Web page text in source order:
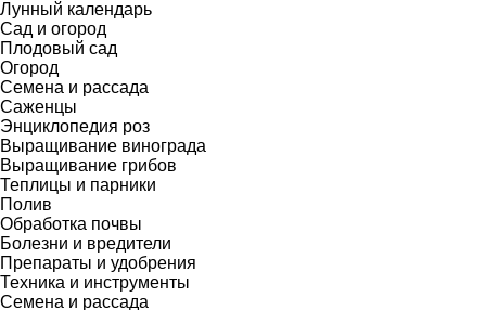
Лунный календарь
Сад и огород
Плодовый сад
Огород
Семена и рассада
Саженцы
Энциклопедия роз
Выращивание винограда
Выращивание грибов
Теплицы и парники
Полив
Обработка почвы
Болезни и вредители
Препараты и удобрения
Техника и инструменты
Семена и рассада